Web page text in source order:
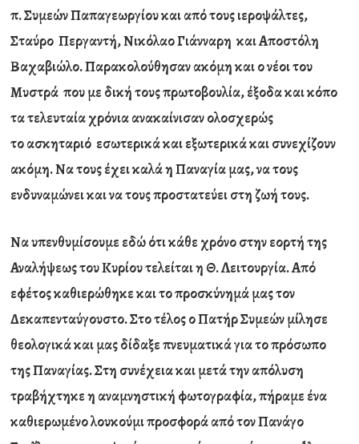
π. Συμεών Παπαγεωργίου και από τους ιεροψάλτες,
Σταύρο Περγαντή, Νικόλαο Γιάνναρη και Αποστόλη
Βαχαβιώλο. Παρακολούθησαν ακόμη και ο νέοι του
Μυστρά που με δική τους πρωτοβουλία, έξοδα και κόπο
τα τελευταία χρόνια ανακαίνισαν ολοσχερώς
το ασκηταριό εσωτερικά και εξωτερικά και συνεχίζουν
ακόμη. Να τους έχει καλά η Παναγία μας, να τους
ενδυναμώνει και να τους προστατεύει στη ζωή τους.
Να υπενθυμίσουμε εδώ ότι κάθε χρόνο στην εορτή της
Αναλήψεως του Κυρίου τελείται η Θ. Λειτουργία. Από
εφέτος καθιερώθηκε και το προσκύνημά μας τον
Δεκαπενταύγουστο. Στο τέλος ο Πατήρ Συμεών μίλησε
θεολογικά και μας δίδαξε πνευματικά για το πρόσωπο
της Παναγίας. Στη συνέχεια και μετά την απόλυση
τραβήχτηκε η αναμνηστική φωτογραφία, πήραμε ένα
καθιερωμένο λουκούμι προσφορά από τον Πανάγο